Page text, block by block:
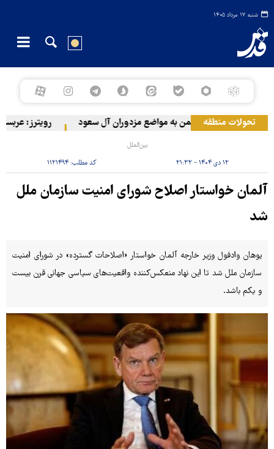
شنبه ۱۷ مرداد ۱۴۰۵
تحولات منطقه
حمله ارتش یمن به مواضع مزدوران آل سعود رویترز: عربستان ۸۶ درصد از موشک‌های پاتریوت خود را استفاده کرده است
بین‌الملل
۱۲ دی ۱۴۰۴ - ۲۱:۳۲ کد مطلب:۱۱۲۱۴۹۴
آلمان خواستار اصلاح شورای امنیت سازمان ملل
شد
یوهان وادفول وزیر خارجه آلمان خواستار «اصلاحات گسترده» در شورای امنیت
سازمان ملل شد تا این نهاد منعکس‌کننده واقعیت‌های سیاسی جهانی قرن بیست
و یکم باشد.